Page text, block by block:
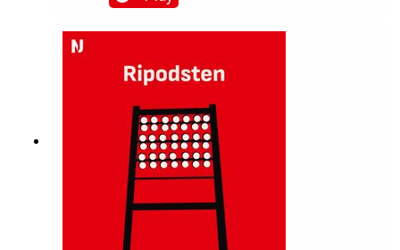
hjemme på Aalborg Portland Park fik Steffen
start takket være en 1-0 sejr. Vi analyserer
sæsonpremieren og får reaktioner fra
cheftræneren og matchvinderen i denne udgave
af Ripodsten.Medvirkende:Simon Ydesen,
journalist, NordjyskeJens Otto Barsøe, journalist,
NordjyskeFrederik Børsting, AaBSteffen Højer,
cheftræner, AaB